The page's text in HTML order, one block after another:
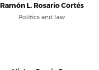
Ramón L. Rosario Cortés
Politics and law